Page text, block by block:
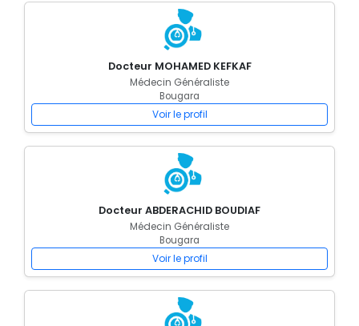
Docteur MOHAMED KEFKAF
Médecin Généraliste
Bougara
Voir le profil
Docteur ABDERACHID BOUDIAF
Médecin Généraliste
Bougara
Voir le profil